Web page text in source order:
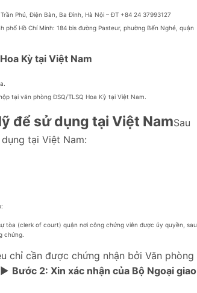
Phú, Điện Bàn, Ba Đình, Hà Nội – ĐT +84 24 37993127
Hồ Chí Minh: 184 bis đường Pasteur, phường Bến Nghé, quận
Kỳ tại Việt Nam
tại văn phòng ĐSQ/TLSQ Hoa Kỳ tại Việt Nam.
để sử dụng tại Việt NamSau
tại Việt Nam:
tòa (clerk of court) quận nơi công chứng viên được ủy quyền, sau
chứng.
chỉ cần được chứng nhận bởi Văn phòng
Bước 2: Xin xác nhận của Bộ Ngoại giao